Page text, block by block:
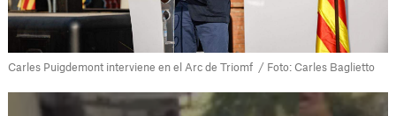
Carles Puigdemont interviene en el Arc de Triomf / Foto: Carles Baglietto